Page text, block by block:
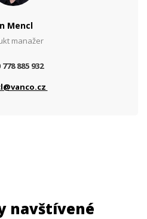
Mencl
manažer
778 885 932
navštívené